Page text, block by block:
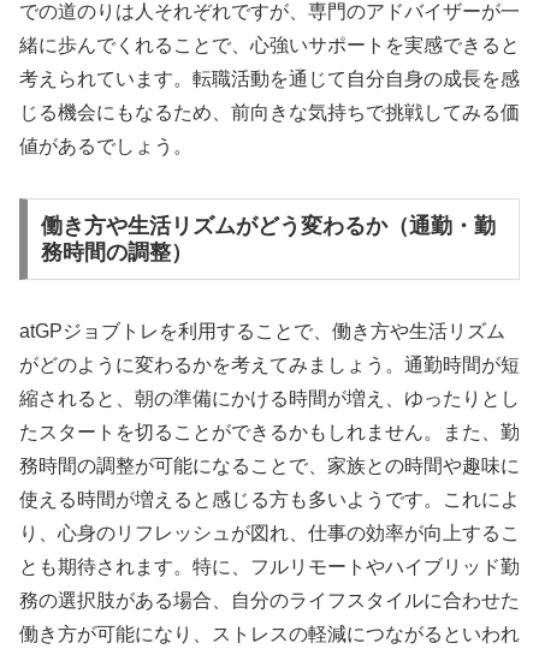
での道のりは人それぞれですが、専門のアドバイザーが一
緒に歩んでくれることで、心強いサポートを実感できると
考えられています。転職活動を通じて自分自身の成長を感
じる機会にもなるため、前向きな気持ちで挑戦してみる価
値があるでしょう。
働き方や生活リズムがどう変わるか（通勤・勤
務時間の調整）
atGPジョブトレを利用することで、働き方や生活リズム
がどのように変わるかを考えてみましょう。通勤時間が短
縮されると、朝の準備にかける時間が増え、ゆったりとし
たスタートを切ることができるかもしれません。また、勤
務時間の調整が可能になることで、家族との時間や趣味に
使える時間が増えると感じる方も多いようです。これによ
り、心身のリフレッシュが図れ、仕事の効率が向上するこ
とも期待されます。特に、フルリモートやハイブリッド勤
務の選択肢がある場合、自分のライフスタイルに合わせた
働き方が可能になり、ストレスの軽減につながるといわれ